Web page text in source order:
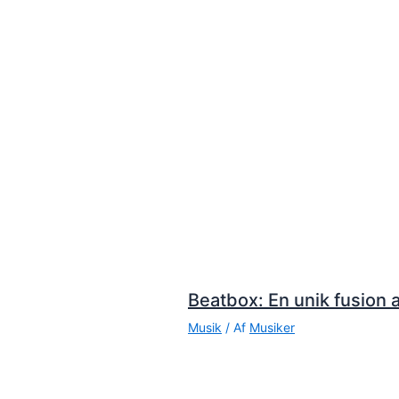
Beatbox: En unik fusion
Musik / Af Musiker